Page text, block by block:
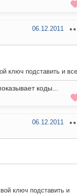
06.12.2011
ключ подставить и все
коды...
06.12.2011
ключ подставить и